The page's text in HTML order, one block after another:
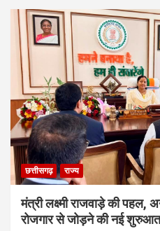
छत्तीसगढ़ राज्य
मंत्री लक्ष्मी राजवाड़े की
रोजगार से जोड़ने की नई शुरुआत